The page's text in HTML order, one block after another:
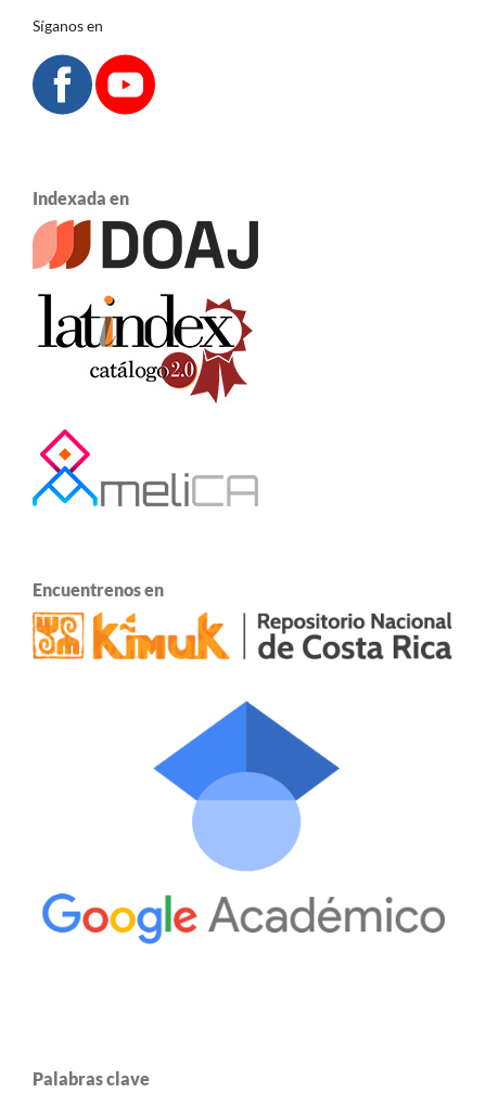
Síganos en
Indexada en
Encuentrenos en
Palabras clave